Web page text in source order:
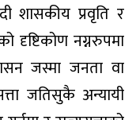
शासकीय प्रवृति र
दृष्टिकोण नग्नरुपमा
जस्मा जनता वा
जतिसुकै अन्यायी